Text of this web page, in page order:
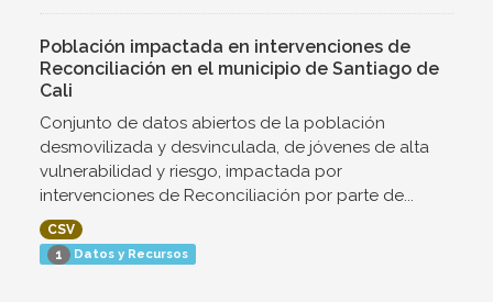
Población impactada en intervenciones de
Reconciliación en el municipio de Santiago de
Cali
Conjunto de datos abiertos de la población
desmovilizada y desvinculada, de jóvenes de alta
vulnerabilidad y riesgo, impactada por
intervenciones de Reconciliación por parte de...
CSV
1 Datos y Recursos